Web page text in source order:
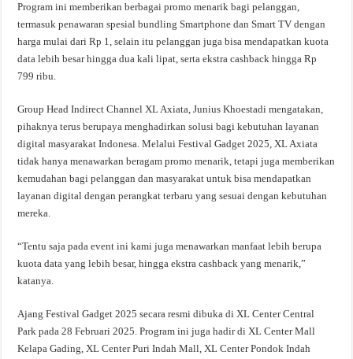
Program ini memberikan berbagai promo menarik bagi pelanggan,
termasuk penawaran spesial bundling Smartphone dan Smart TV dengan
harga mulai dari Rp 1, selain itu pelanggan juga bisa mendapatkan kuota
data lebih besar hingga dua kali lipat, serta ekstra cashback hingga Rp
799 ribu.
Group Head Indirect Channel XL Axiata, Junius Khoestadi mengatakan,
pihaknya terus berupaya menghadirkan solusi bagi kebutuhan layanan
digital masyarakat Indonesa. Melalui Festival Gadget 2025, XL Axiata
tidak hanya menawarkan beragam promo menarik, tetapi juga memberikan
kemudahan bagi pelanggan dan masyarakat untuk bisa mendapatkan
layanan digital dengan perangkat terbaru yang sesuai dengan kebutuhan
mereka.
“Tentu saja pada event ini kami juga menawarkan manfaat lebih berupa
kuota data yang lebih besar, hingga ekstra cashback yang menarik,”
katanya.
Ajang Festival Gadget 2025 secara resmi dibuka di XL Center Central
Park pada 28 Februari 2025. Program ini juga hadir di XL Center Mall
Kelapa Gading, XL Center Puri Indah Mall, XL Center Pondok Indah